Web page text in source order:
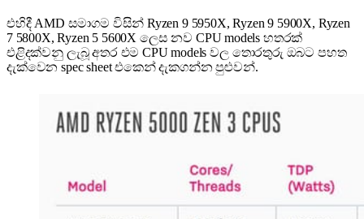
එහිදී AMD සමාගම විසින් Ryzen 9 5950X, Ryzen 9 5900X, Ryzen
7 5800X, Ryzen 5 5600X ලෙස නව CPU models හතරක්
එළිදක්වනු ලැබූ අතර එම CPU models වල තොරතුරු ඔබට පහත
දැක්වෙන spec sheet එකෙන් දැකගන්න පුළුවන්.